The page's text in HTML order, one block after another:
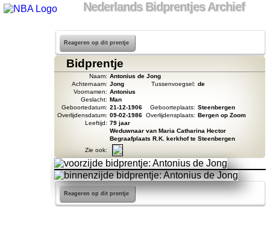
Nederlands Bidprentjes Archief
Reageren op dit prentje
Bidprentje
Naam: Antonius de Jong
Achternaam: Jong Tussenvoegsel: de
Voornamen: Antonius
Geslacht: Man
Geboortedatum: 21-12-1906 Geboorteplaats: Steenbergen
Overlijdensdatum: 09-02-1986 Overlijdensplaats: Bergen op Zoom
Leeftijd: 79 jaar
Weduwnaar van Maria Catharina Hector
Begraafplaats R.K. kerkhof te Steenbergen
Zie ook:
Reageren op dit prentje